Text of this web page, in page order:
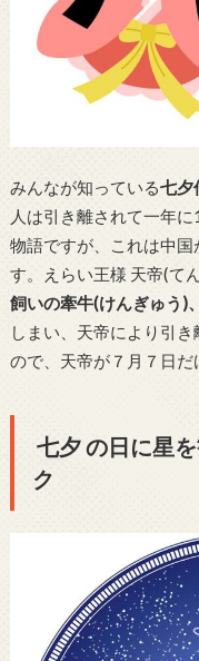
みんなが知っている七夕
人は引き離されて一年
物語ですが、これは中
す。えらい王様 天帝(て
飼いの牽牛(けんぎゅう)、
しまい、天帝により引
ので、天帝が７月７日だ
七夕 の日に星
ク